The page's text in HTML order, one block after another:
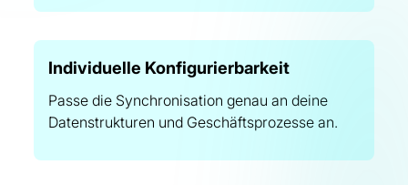
Individuelle Konfigurierbarkeit
Passe die Synchronisation genau an deine
Datenstrukturen und Geschäftsprozesse an.